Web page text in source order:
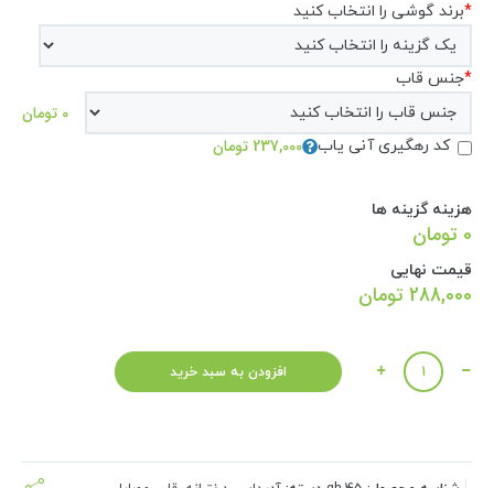
*برند گوشی را انتخاب کنید
*جنس قاب
0 تومان
کد رهگیری آنی یاب 237,000 تومان
هزینه گزینه ها
0 تومان
قیمت نهایی
288,000 تومان
تعداد افزودن به سبد خرید